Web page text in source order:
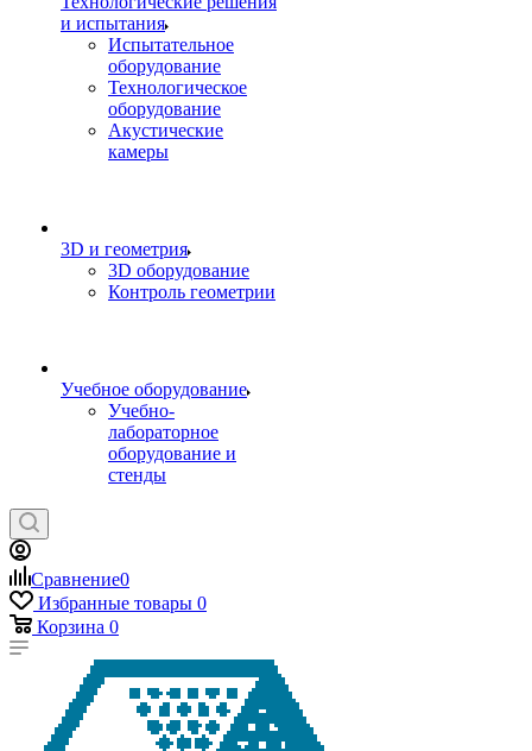
и испытания
Испытательное
оборудование
Технологическое
оборудование
Акустические
камеры
3D и геометрия
3D оборудование
Контроль геометрии
Учебное оборудование
Учебно-
лабораторное
оборудование и
стенды
Сравнение0
Избранные товары 0
Корзина 0